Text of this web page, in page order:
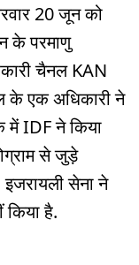
20 जून को
के परमाणु
चैनल KAN
के एक अधिकारी ने
में IDF ने किया
से जुड़े
इजरायली सेना ने
किया है.